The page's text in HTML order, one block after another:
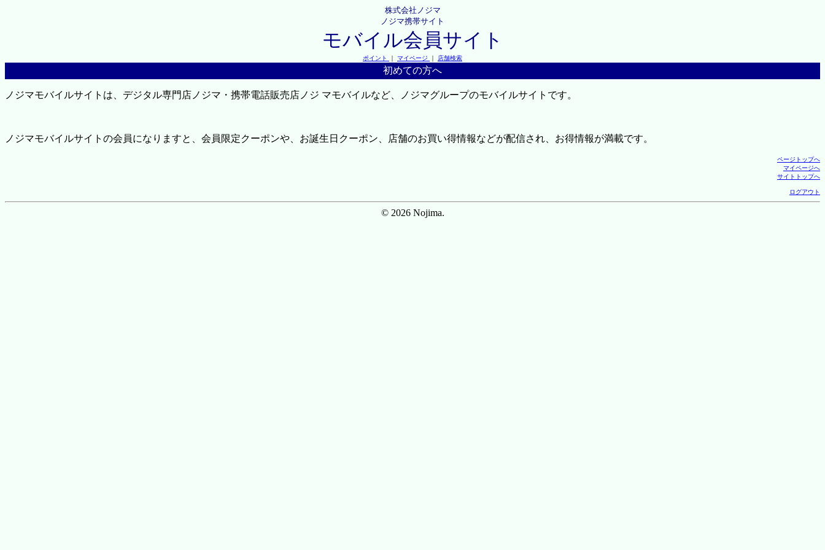
株式会社ノジマ
ノジマ携帯サイト
モバイル会員サイト
ポイント ｜ マイページ ｜ 店舗検索
初めての方へ
ノジマモバイルサイトは、デジタル専門店ノジマ・携帯電話販売店ノジ マモバイルなど、ノジマグループのモバイルサイトです。
ノジマモバイルサイトの会員になりますと、会員限定クーポンや、お誕生日クーポン、店舗のお買い得情報などが配信され、お得情報が満載です。
ページトップへ
マイページへ
サイトトップへ
ログアウト
© 2026 Nojima.